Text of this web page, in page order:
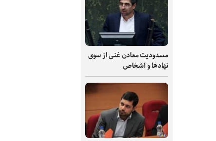
مسدودیت معادن غنی از سوی
نهادها و اشخاص